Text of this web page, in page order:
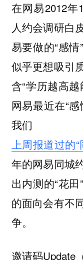
在网易2012年
人约会调研白
易要做的“感
似乎更想吸引
含“学历越高越
网易最近在“
我们
上周报道过的“
年的网易同城
出内测的“花
的面向会有不
争。
邀请码Update